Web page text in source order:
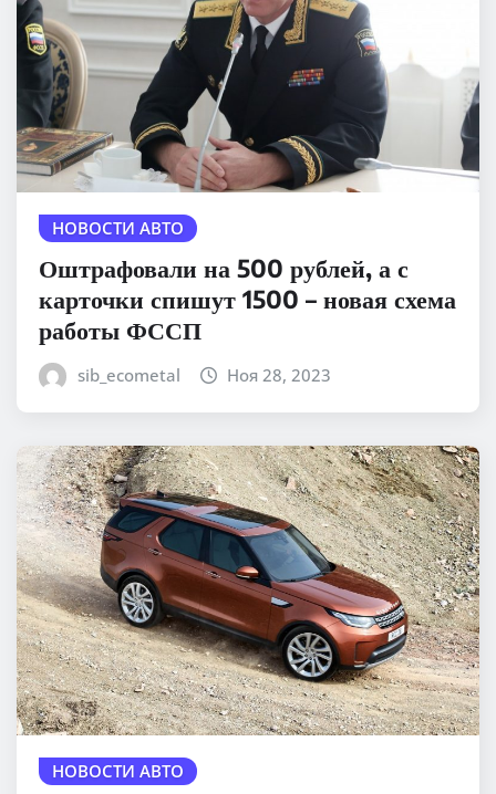
НОВОСТИ АВТО
Оштрафовали на 500 рублей, а с
карточки спишут 1500 – новая схема
работы ФССП
sib_ecometal Ноя 28, 2023
НОВОСТИ АВТО